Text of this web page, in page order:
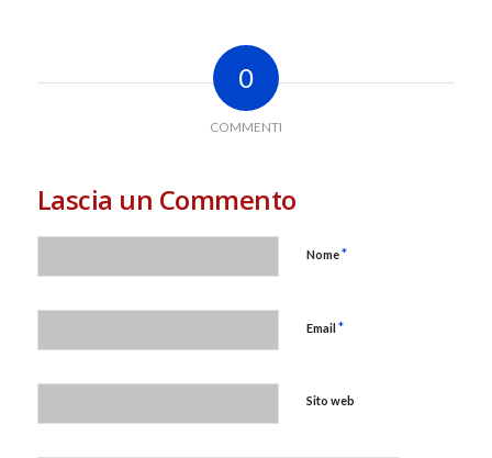
0
COMMENTI
Lascia un Commento
Nome*
Email*
Sito web